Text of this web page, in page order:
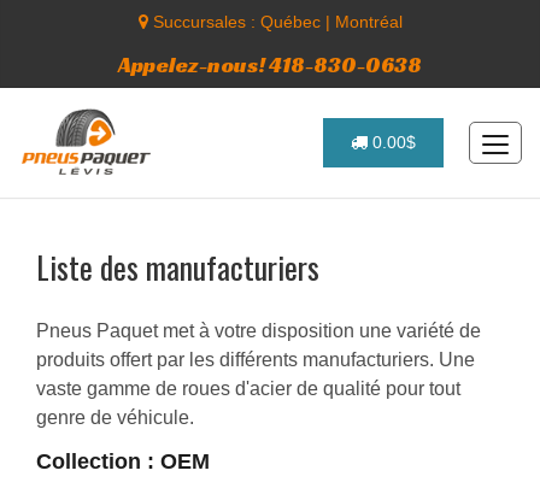
Succursales : Québec| Montréal
Appelez-nous! 418-830-0638
0.00$
Liste des manufacturiers
Pneus Paquet met à votre disposition une variété de
produits offert par les différents manufacturiers. Une
vaste gamme de roues d'acier de qualité pour tout
genre de véhicule.
Collection : OEM